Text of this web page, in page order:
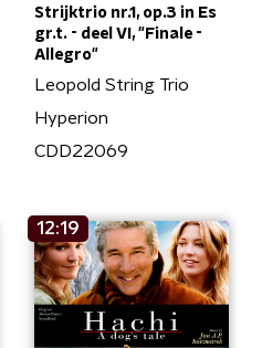
Strijktrio nr.1, op.3 in Es
gr.t. - deel VI, "Finale -
Allegro"
Leopold String Trio
Hyperion
CDD22069
12:19